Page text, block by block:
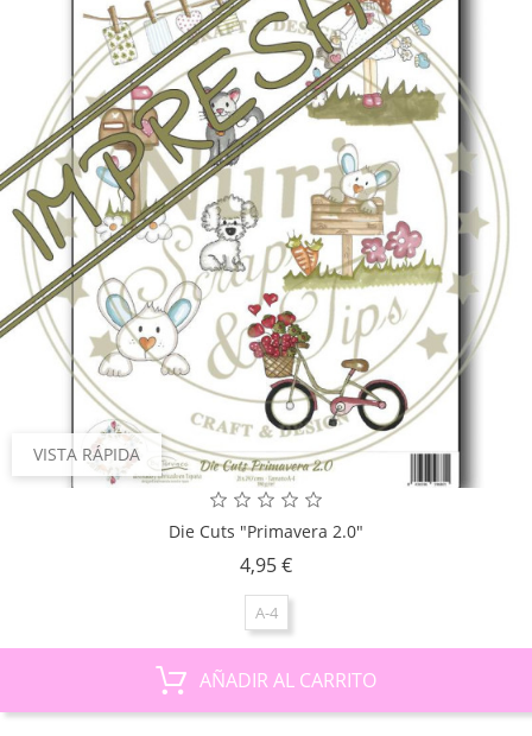
VISTA RÁPIDA
Die Cuts "Primavera 2.0"
4,95 €Precio
A-4
AÑADIR AL CARRITO